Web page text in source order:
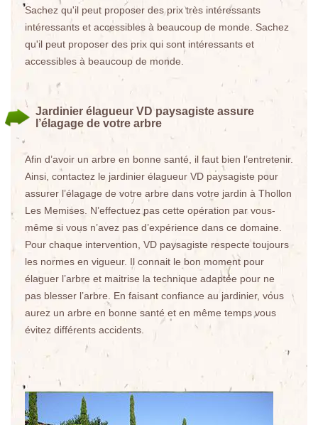
Sachez qu'il peut proposer des prix très intéressants
intéressants et accessibles à beaucoup de monde. Sachez
qu'il peut proposer des prix qui sont intéressants et
accessibles à beaucoup de monde.
Jardinier élagueur VD paysagiste assure
l’élagage de votre arbre
Afin d’avoir un arbre en bonne santé, il faut bien l’entretenir.
Ainsi, contactez le jardinier élagueur VD paysagiste pour
assurer l’élagage de votre arbre dans votre jardin à Thollon
Les Memises. N’effectuez pas cette opération par vous-
même si vous n’avez pas d’expérience dans ce domaine.
Pour chaque intervention, VD paysagiste respecte toujours
les normes en vigueur. Il connait le bon moment pour
élaguer l’arbre et maitrise la technique adaptée pour ne
pas blesser l’arbre. En faisant confiance au jardinier, vous
aurez un arbre en bonne santé et en même temps vous
évitez différents accidents.